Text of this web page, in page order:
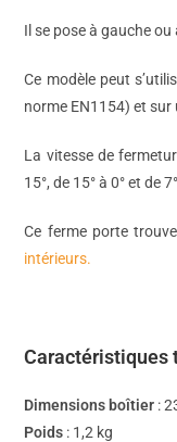
Il se pose à gauche
Ce modèle peut
norme EN1154) et
La vitesse de
15°, de 15° à 0° et de
Ce ferme porte
intérieurs.
Caractéristiques
Dimensions boîtier :
Poids : 1,2 kg